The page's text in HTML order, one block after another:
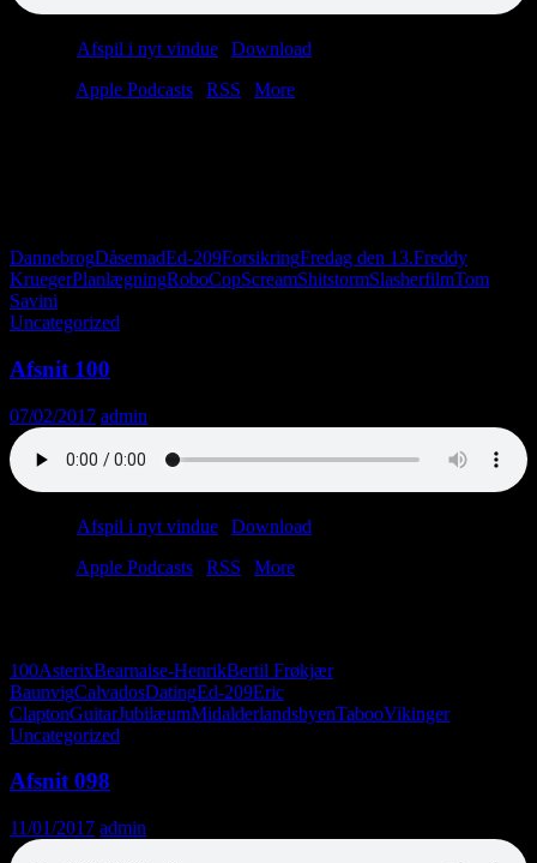
Afspil i nyt vindue Download
Apple Podcasts RSS
More
DannebrogDåsemadEd-209ForsikringFredag den 13.Freddy
KruegerPlanlægningRoboCopScreamShitstormSlasherfilmTom
Savini
Uncategorized
Afsnit 100
07/02/2017 admin
Afspil i nyt vindue Download
Apple Podcasts RSS
More
100AsterixBearnaise-HenrikBertil Frøkjær
BaunvigCalvadosDatingEd-209Eric
ClaptonGuitarJubilæumMidalderlandsbyenTabooVikinger
Uncategorized
Afsnit 098
11/01/2017 admin